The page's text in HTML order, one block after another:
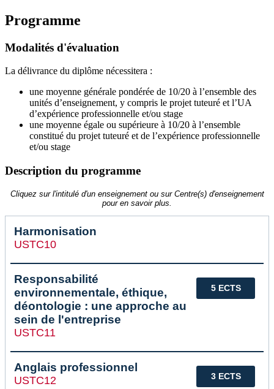
Programme
Modalités d'évaluation
La délivrance du diplôme nécessitera :
une moyenne générale pondérée de 10/20 à l’ensemble des
unités d’enseignement, y compris le projet tuteuré et l’UA
d’expérience professionnelle et/ou stage
une moyenne égale ou supérieure à 10/20 à l’ensemble
constitué du projet tuteuré et de l’expérience professionnelle
et/ou stage
Description du programme
Cliquez sur l'intitulé d'un enseignement ou sur Centre(s) d'enseignement
pour en savoir plus.
Harmonisation
USTC10
5 ECTS
Responsabilité
environnementale, éthique,
déontologie : une approche au
sein de l'entreprise
USTC11
3 ECTS
Anglais professionnel
USTC12